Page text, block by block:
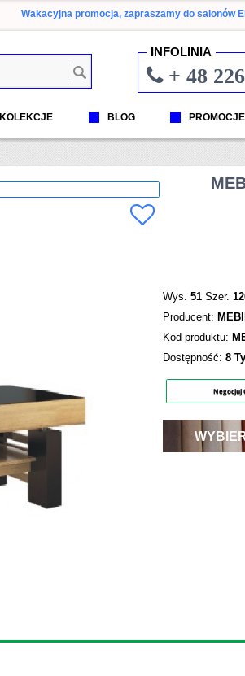
Wakacyjna promocja, zapraszamy do salonów
INFOLINIA
+ 48
KOLEKCJE BLOG PROMOCJE
Wys.51 Szer.
Producent:
Kod produktu:
Dostępność:8
Negocjuj